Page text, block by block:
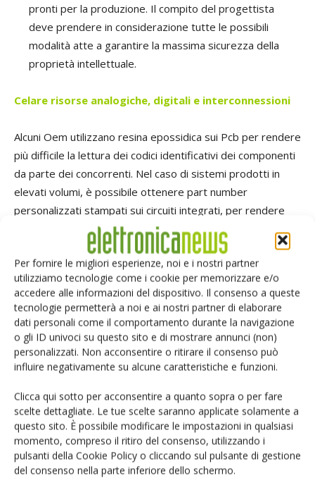
Per fornire le migliori esperienze, noi e i nostri partner
utilizziamo tecnologie come i cookie per memorizzare e/o
accedere alle informazioni del dispositivo. Il consenso a queste
tecnologie permetterà a noi e ai nostri partner di elaborare
dati personali come il comportamento durante la navigazione
o gli ID univoci su questo sito e di mostrare annunci (non)
personalizzati. Non acconsentire o ritirare il consenso può
influire negativamente su alcune caratteristiche e funzioni.
Clicca qui sotto per acconsentire a quanto sopra o per fare
scelte dettagliate. Le tue scelte saranno applicate solamente a
questo sito. È possibile modificare le impostazioni in qualsiasi
momento, compreso il ritiro del consenso, utilizzando i
pulsanti della Cookie Policy o cliccando sul pulsante di gestione
del consenso nella parte inferiore dello schermo.
pronti per la produzione. Il compito del progettista
deve prendere in considerazione tutte le possibili
modalità atte a garantire la massima sicurezza della
proprietà intellettuale.
Celare risorse analogiche, digitali e interconnessioni
Alcuni Oem utilizzano resina epossidica sui Pcb per rendere
più difficile la lettura dei codici identificativi dei componenti
da parte dei concorrenti. Nel caso di sistemi prodotti in
elevati volumi, è possibile ottenere part number
personalizzati stampati sui circuiti integrati, per rendere
più complicata l’individuazione del part number effettivo. In
ogni caso, nessuno di questi approcci è infallibile.
Individuare le modalità di connessione dei vari blocchi sul
Pcb non è un’operazione poi così complessa. La sola
soluzione efficace per nascondere le diverse periferiche e
le relative interconnessioni è procedere a un occultamento
di tipo fisico. Nel caso fosse possibile celare tutte le
connessioni all’interno di un unico chip, diventerebbe molto
più difficile comprendere le catene del segnale e
determinare il tipo di periferiche utilizzate nel sistema.
Tenuto conto del fatto che l’integrazione delle periferiche
all’interno di un unico chip contribuisce a occultare le
informazioni relative all’hardware, i dispositivi System-on-
Chip rappresentano la soluzione ideale quando si tratta di